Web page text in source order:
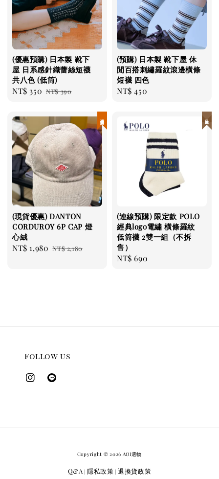
(優惠預購) 日本製 靴下
屋 日系感針織蕾絲短襪
共八色 (低筒)
Sale
NT$ 350 Regular
NT$ 390
(預購) 日本製 靴下屋 休
閒百搭刺繡羅紋滾邊橫條
短襪 四色
Regular
NT$ 450
(現貨優惠) DANTON
CORDUROY 6P CAP 燈
心絨
Sale
NT$ 1,980 Regular
NT$ 2,180
(連線預購) 限定款 POLO
經典logo電繡 橫條羅紋
低筒襪 2雙一組（不拆
售）
Regular
NT$ 690
Follow us
Copyright © 2026 AOI選物
Q&A | 隱私政策 | 退換貨政策